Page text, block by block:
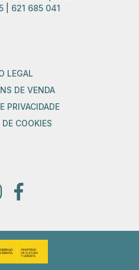
| 621 685 041
LEGAL
DE VENDA
PRIVACIDADE
COOKIES